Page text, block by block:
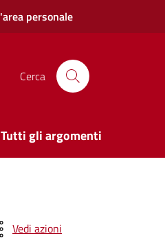
personale
Cerca
Tutti gli argomenti
Vedi azioni